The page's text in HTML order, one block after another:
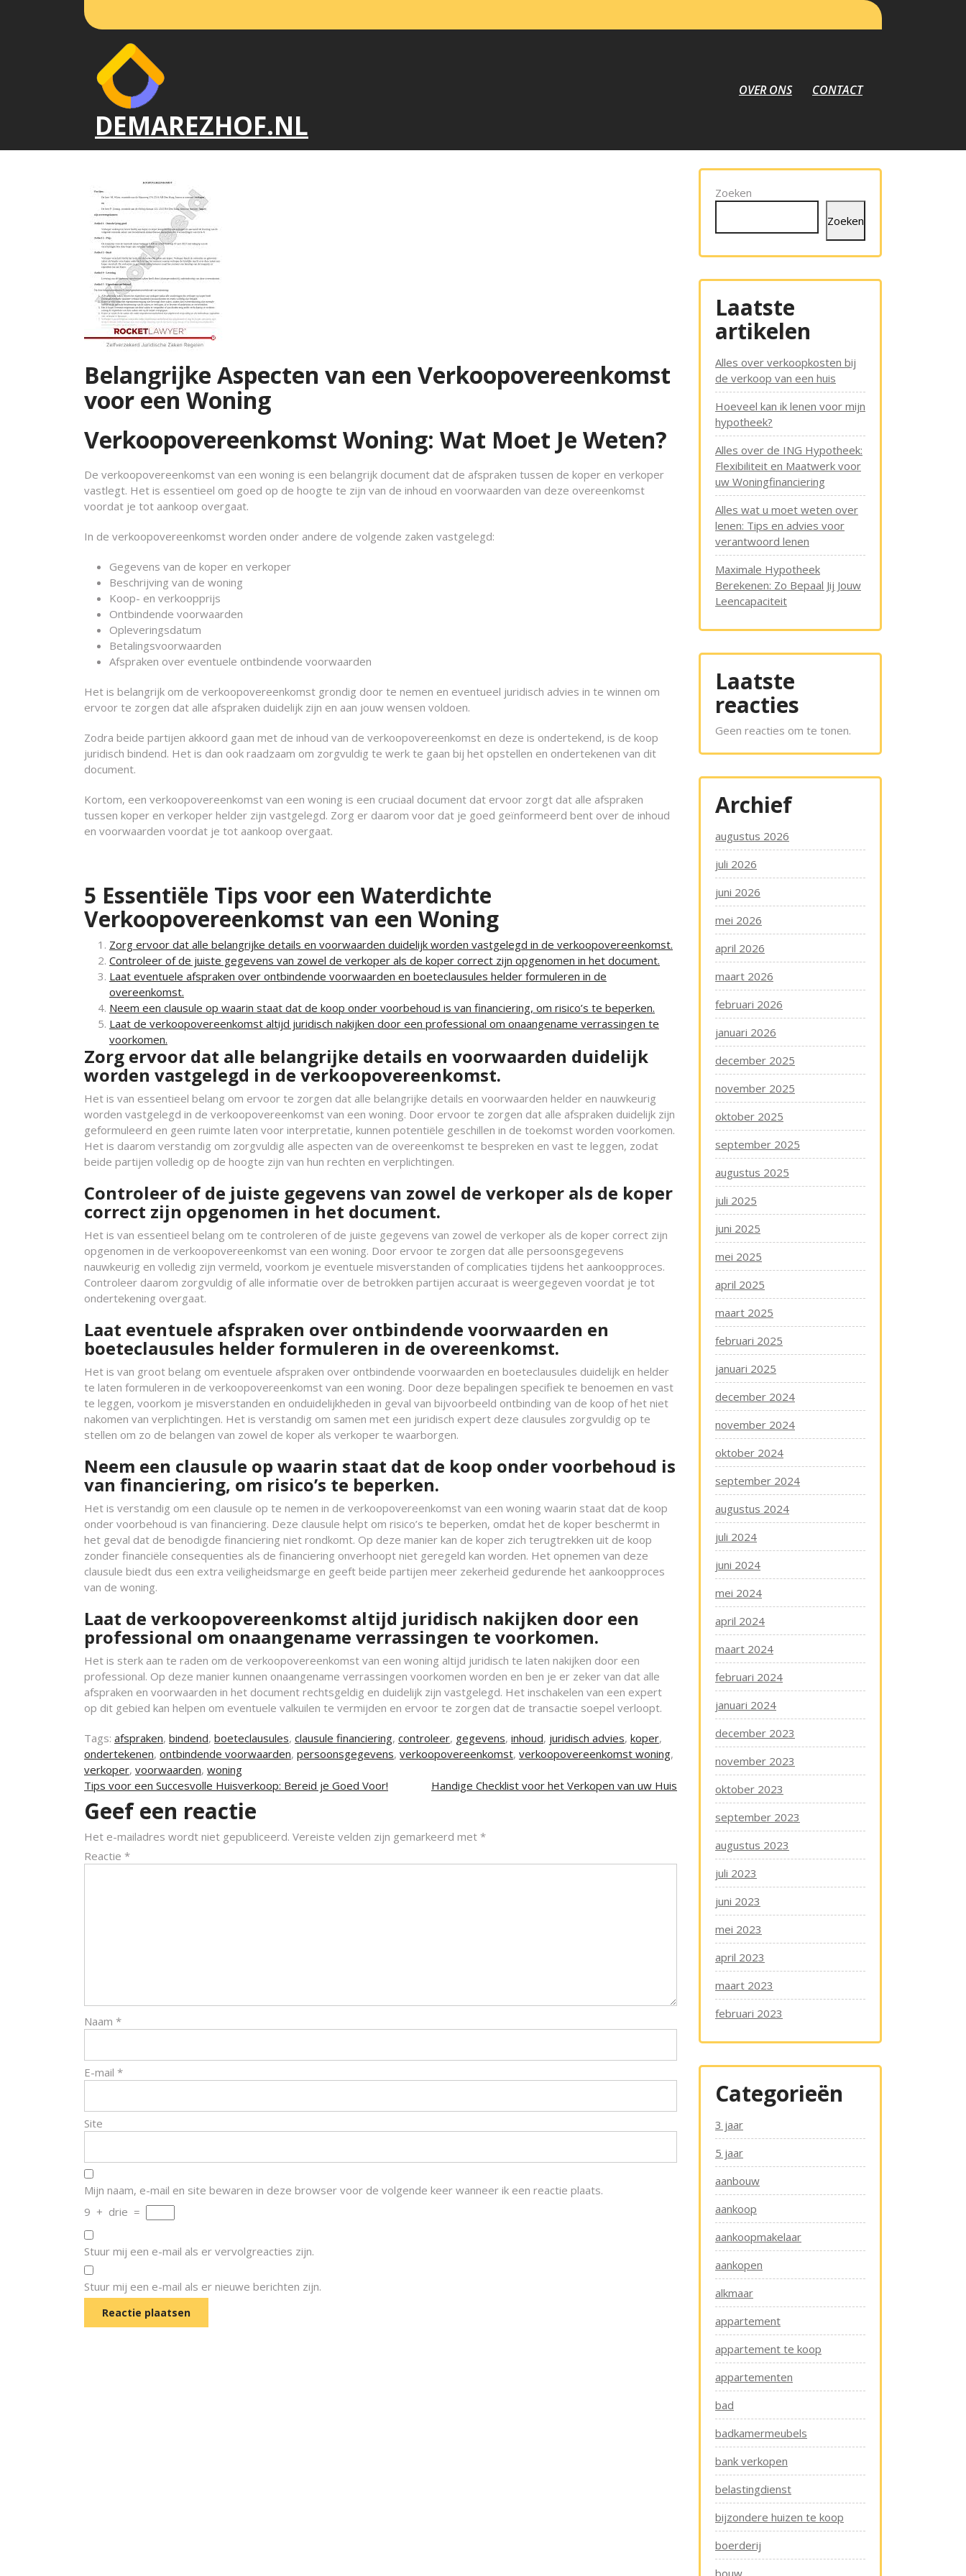
DEMAREZHOF.NL
OVER ONS CONTACT
Belangrijke Aspecten van een Verkoopovereenkomst
voor een Woning
Verkoopovereenkomst Woning: Wat Moet Je Weten?
De verkoopovereenkomst van een woning is een belangrijk document dat de afspraken tussen de koper en verkoper
vastlegt. Het is essentieel om goed op de hoogte te zijn van de inhoud en voorwaarden van deze overeenkomst
voordat je tot aankoop overgaat.
In de verkoopovereenkomst worden onder andere de volgende zaken vastgelegd:
Gegevens van de koper en verkoper
Beschrijving van de woning
Koop- en verkoopprijs
Ontbindende voorwaarden
Opleveringsdatum
Betalingsvoorwaarden
Afspraken over eventuele ontbindende voorwaarden
Het is belangrijk om de verkoopovereenkomst grondig door te nemen en eventueel juridisch advies in te winnen om
ervoor te zorgen dat alle afspraken duidelijk zijn en aan jouw wensen voldoen.
Zodra beide partijen akkoord gaan met de inhoud van de verkoopovereenkomst en deze is ondertekend, is de koop
juridisch bindend. Het is dan ook raadzaam om zorgvuldig te werk te gaan bij het opstellen en ondertekenen van dit
document.
Kortom, een verkoopovereenkomst van een woning is een cruciaal document dat ervoor zorgt dat alle afspraken
tussen koper en verkoper helder zijn vastgelegd. Zorg er daarom voor dat je goed geïnformeerd bent over de inhoud
en voorwaarden voordat je tot aankoop overgaat.
5 Essentiële Tips voor een Waterdichte
Verkoopovereenkomst van een Woning
Zorg ervoor dat alle belangrijke details en voorwaarden duidelijk worden vastgelegd in de verkoopovereenkomst.
Controleer of de juiste gegevens van zowel de verkoper als de koper correct zijn opgenomen in het document.
Laat eventuele afspraken over ontbindende voorwaarden en boeteclausules helder formuleren in de
overeenkomst.
Neem een clausule op waarin staat dat de koop onder voorbehoud is van financiering, om risico’s te beperken.
Laat de verkoopovereenkomst altijd juridisch nakijken door een professional om onaangename verrassingen te
voorkomen.
Zorg ervoor dat alle belangrijke details en voorwaarden duidelijk
worden vastgelegd in de verkoopovereenkomst.
Het is van essentieel belang om ervoor te zorgen dat alle belangrijke details en voorwaarden helder en nauwkeurig
worden vastgelegd in de verkoopovereenkomst van een woning. Door ervoor te zorgen dat alle afspraken duidelijk zijn
geformuleerd en geen ruimte laten voor interpretatie, kunnen potentiële geschillen in de toekomst worden voorkomen.
Het is daarom verstandig om zorgvuldig alle aspecten van de overeenkomst te bespreken en vast te leggen, zodat
beide partijen volledig op de hoogte zijn van hun rechten en verplichtingen.
Controleer of de juiste gegevens van zowel de verkoper als de koper
correct zijn opgenomen in het document.
Het is van essentieel belang om te controleren of de juiste gegevens van zowel de verkoper als de koper correct zijn
opgenomen in de verkoopovereenkomst van een woning. Door ervoor te zorgen dat alle persoonsgegevens
nauwkeurig en volledig zijn vermeld, voorkom je eventuele misverstanden of complicaties tijdens het aankoopproces.
Controleer daarom zorgvuldig of alle informatie over de betrokken partijen accuraat is weergegeven voordat je tot
ondertekening overgaat.
Laat eventuele afspraken over ontbindende voorwaarden en
boeteclausules helder formuleren in de overeenkomst.
Het is van groot belang om eventuele afspraken over ontbindende voorwaarden en boeteclausules duidelijk en helder
te laten formuleren in de verkoopovereenkomst van een woning. Door deze bepalingen specifiek te benoemen en vast
te leggen, voorkom je misverstanden en onduidelijkheden in geval van bijvoorbeeld ontbinding van de koop of het niet
nakomen van verplichtingen. Het is verstandig om samen met een juridisch expert deze clausules zorgvuldig op te
stellen om zo de belangen van zowel de koper als verkoper te waarborgen.
Neem een clausule op waarin staat dat de koop onder voorbehoud is
van financiering, om risico’s te beperken.
Het is verstandig om een clausule op te nemen in de verkoopovereenkomst van een woning waarin staat dat de koop
onder voorbehoud is van financiering. Deze clausule helpt om risico’s te beperken, omdat het de koper beschermt in
het geval dat de benodigde financiering niet rondkomt. Op deze manier kan de koper zich terugtrekken uit de koop
zonder financiële consequenties als de financiering onverhoopt niet geregeld kan worden. Het opnemen van deze
clausule biedt dus een extra veiligheidsmarge en geeft beide partijen meer zekerheid gedurende het aankoopproces
van de woning.
Laat de verkoopovereenkomst altijd juridisch nakijken door een
professional om onaangename verrassingen te voorkomen.
Het is sterk aan te raden om de verkoopovereenkomst van een woning altijd juridisch te laten nakijken door een
professional. Op deze manier kunnen onaangename verrassingen voorkomen worden en ben je er zeker van dat alle
afspraken en voorwaarden in het document rechtsgeldig en duidelijk zijn vastgelegd. Het inschakelen van een expert
op dit gebied kan helpen om eventuele valkuilen te vermijden en ervoor te zorgen dat de transactie soepel verloopt.
Tags: afspraken, bindend, boeteclausules, clausule financiering, controleer, gegevens, inhoud, juridisch advies, koper,
ondertekenen, ontbindende voorwaarden, persoonsgegevens, verkoopovereenkomst, verkoopovereenkomst woning,
verkoper, voorwaarden, woning
Berichtnavigatie
Tips voor een Succesvolle Huisverkoop: Bereid je Goed Voor! Handige Checklist voor het Verkopen van uw Huis
Geef een reactie
Het e-mailadres wordt niet gepubliceerd. Vereiste velden zijn gemarkeerd met *
Reactie *
Naam *
E-mail *
Site
Mijn naam, e-mail en site bewaren in deze browser voor de volgende keer wanneer ik een reactie plaats.
9 + drie =
Stuur mij een e-mail als er vervolgreacties zijn.
Stuur mij een e-mail als er nieuwe berichten zijn.
Zoeken
Zoeken
Laatste
artikelen
Alles over verkoopkosten bij
de verkoop van een huis
Hoeveel kan ik lenen voor mijn
hypotheek?
Alles over de ING Hypotheek:
Flexibiliteit en Maatwerk voor
uw Woningfinanciering
Alles wat u moet weten over
lenen: Tips en advies voor
verantwoord lenen
Maximale Hypotheek
Berekenen: Zo Bepaal Jij Jouw
Leencapaciteit
Laatste
reacties
Geen reacties om te tonen.
Archief
augustus 2026
juli 2026
juni 2026
mei 2026
april 2026
maart 2026
februari 2026
januari 2026
december 2025
november 2025
oktober 2025
september 2025
augustus 2025
juli 2025
juni 2025
mei 2025
april 2025
maart 2025
februari 2025
januari 2025
december 2024
november 2024
oktober 2024
september 2024
augustus 2024
juli 2024
juni 2024
mei 2024
april 2024
maart 2024
februari 2024
januari 2024
december 2023
november 2023
oktober 2023
september 2023
augustus 2023
juli 2023
juni 2023
mei 2023
april 2023
maart 2023
februari 2023
Categorieën
3 jaar
5 jaar
aanbouw
aankoop
aankoopmakelaar
aankopen
alkmaar
appartement
appartement te koop
appartementen
bad
badkamermeubels
bank verkopen
belastingdienst
bijzondere huizen te koop
boerderij
bouw